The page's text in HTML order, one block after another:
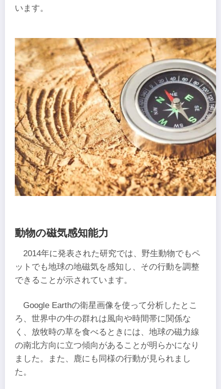
います。
動物の磁気感知能力
2014年に発表された研究では、野生動物でもペ
ットでも地球の地磁気を感知し、その行動を調整
できることが示されています。
Google Earthの衛星画像を使って分析したとこ
ろ、世界中の牛の群れは風向や時間帯に関係な
く、放牧時の草を食べるときには、地球の磁力線
の南北方向に立つ傾向があることが明らかになり
ました。また、鹿にも同様の行動が見られまし
た。